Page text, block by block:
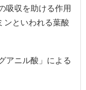
吸収を助ける作用
ンといわれる葉酸
アニル酸」による